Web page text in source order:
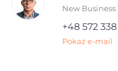
New
+48 572
Pokaż e-mail